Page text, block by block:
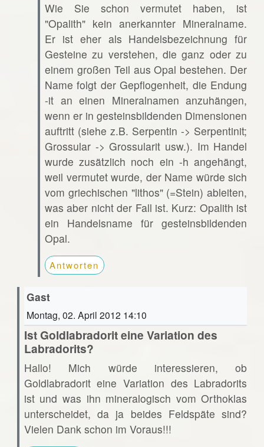
Wie Sie schon vermutet haben, ist
"Opalith" kein anerkannter Mineralname.
Er ist eher als Handelsbezeichnung für
Gesteine zu verstehen, die ganz oder zu
einem großen Teil aus Opal bestehen. Der
Name folgt der Gepflogenheit, die Endung
-it an einen Mineralnamen anzuhängen,
wenn er in gesteinsbildenden Dimensionen
auftritt (siehe z.B. Serpentin -> Serpentinit;
Grossular -> Grossularit usw.). Im Handel
wurde zusätzlich noch ein -h angehängt,
weil vermutet wurde, der Name würde sich
vom griechischen "lithos" (=Stein) ableiten,
was aber nicht der Fall ist. Kurz: Opalith ist
ein Handelsname für gesteinsbildenden
Opal.
Antworten
Gast
Montag, 02. April 2012 14:10
Ist Goldlabradorit eine Variation des
Labradorits?
Hallo! Mich würde interessieren, ob
Goldlabradorit eine Variation des Labradorits
ist und was ihn mineralogisch vom Orthoklas
unterscheidet, da ja beides Feldspäte sind?
Vielen Dank schon im Voraus!!!